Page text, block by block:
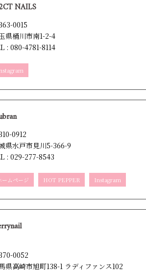
NAILS
0015
県桶川市南1-2-4
: 080-4781-8114
0912
県水戸市見川5-366-9
: 029-277-8543
ームページ HOT PEPPER Instagram
0052
県高崎市旭町138-1 ラディファンス102